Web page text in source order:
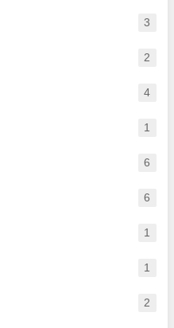
3
2
4
1
6
6
1
1
2